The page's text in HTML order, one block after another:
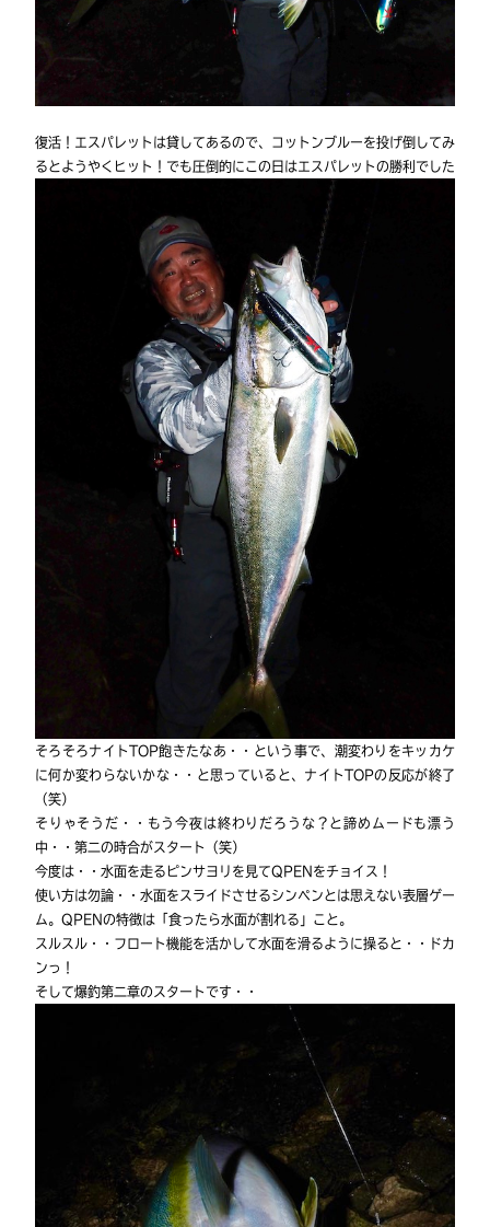
復活！エスパレットは貸してあるので、コットンブルーを投げ倒してみ
るとようやくヒット！でも圧倒的にこの日はエスパレットの勝利でした
そろそろナイトTOP飽きたなあ・・という事で、潮変わりをキッカケ
に何か変わらないかな・・と思っていると、ナイトTOPの反応が終了
（笑）
そりゃそうだ・・もう今夜は終わりだろうな？と諦めムードも漂う
中・・第二の時合がスタート（笑）
今度は・・水面を走るピンサヨリを見てQPENをチョイス！
使い方は勿論・・水面をスライドさせるシンペンとは思えない表層ゲー
ム。QPENの特徴は「食ったら水面が割れる」こと。
スルスル・・フロート機能を活かして水面を滑るように操ると・・ドカ
ンっ！
そして爆釣第二章のスタートです・・